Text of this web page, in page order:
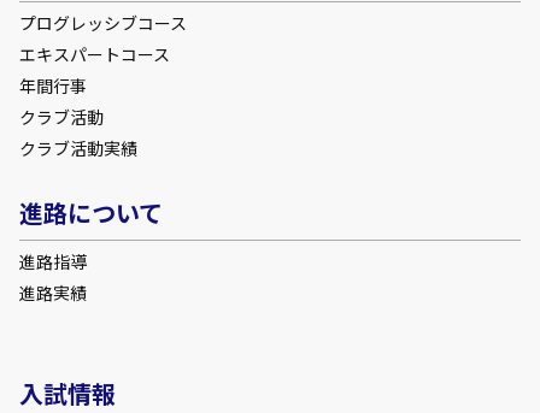
プログレッシブコース
エキスパートコース
年間行事
クラブ活動
クラブ活動実績
進路について
進路指導
進路実績
入試情報